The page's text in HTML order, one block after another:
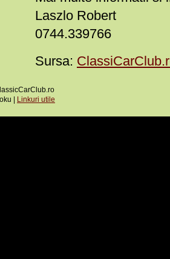
Laszlo Robert
0744.339766
Sursa:
| Linkuri utile